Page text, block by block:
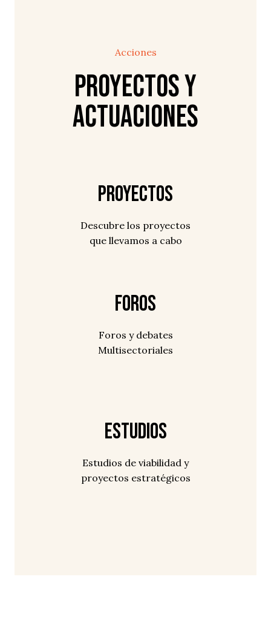
Acciones
Proyectos y
Actuaciones
Proyectos
Descubre los proyectos
que llevamos a cabo
Foros
Foros y debates
Multisectoriales
Estudios
Estudios de viabilidad y
proyectos estratégicos